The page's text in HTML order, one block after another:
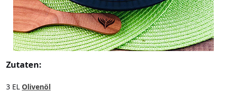
Zutaten:
3 EL Olivenöl